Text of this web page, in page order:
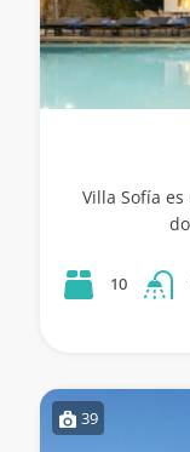
Villa Sofía
10
39